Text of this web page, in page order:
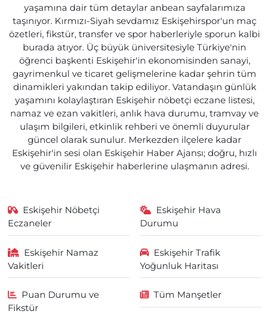
yaşamına dair tüm detaylar anbean sayfalarımıza
taşınıyor. Kırmızı-Siyah sevdamız Eskişehirspor'un maç
özetleri, fikstür, transfer ve spor haberleriyle sporun kalbi
burada atıyor. Üç büyük üniversitesiyle Türkiye'nin
öğrenci başkenti Eskişehir'in ekonomisinden sanayi,
gayrimenkul ve ticaret gelişmelerine kadar şehrin tüm
dinamikleri yakından takip ediliyor. Vatandaşın günlük
yaşamını kolaylaştıran Eskişehir nöbetçi eczane listesi,
namaz ve ezan vakitleri, anlık hava durumu, tramvay ve
ulaşım bilgileri, etkinlik rehberi ve önemli duyurular
güncel olarak sunulur. Merkezden ilçelere kadar
Eskişehir'in sesi olan Eskişehir Haber Ajansı; doğru, hızlı
ve güvenilir Eskişehir haberlerine ulaşmanın adresi.
Eskişehir Nöbetçi
Eczaneler
Eskişehir Hava
Durumu
Eskişehir Namaz
Vakitleri
Eskişehir Trafik
Yoğunluk Haritası
Puan Durumu ve
Fikstür
Tüm Manşetler